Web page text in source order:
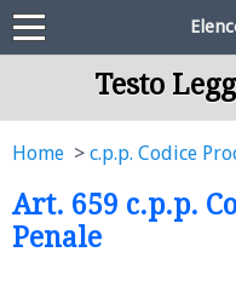
Testo
Home c.p.p. Codice
Art. 659 c.p.p.
Penale